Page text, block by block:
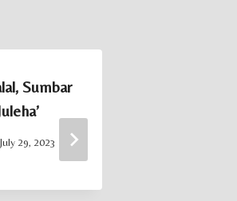
Sumbar
July 29, 2023